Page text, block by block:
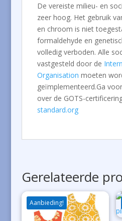
De vereiste milieu- en
zeer hoog. Het gebruik
en chroom is niet
formaldehyde en
volledig verboden. Alle
vastgesteld door de
Organisation moeten
geïmplementeerd.Ga
over de GOTS-
standard.org
Gerelateerde
Aanbieding!